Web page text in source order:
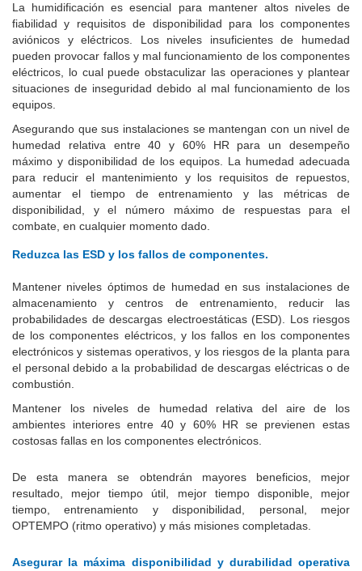
La humidificación es esencial para mantener altos niveles de
fiabilidad y requisitos de disponibilidad para los componentes
aviónicos y eléctricos. Los niveles insuficientes de humedad
pueden provocar fallos y mal funcionamiento de los componentes
eléctricos, lo cual puede obstaculizar las operaciones y plantear
situaciones de inseguridad debido al mal funcionamiento de los
equipos.
Asegurando que sus instalaciones se mantengan con un nivel de
humedad relativa entre 40 y 60% HR para un desempeño
máximo y disponibilidad de los equipos. La humedad adecuada
para reducir el mantenimiento y los requisitos de repuestos,
aumentar el tiempo de entrenamiento y las métricas de
disponibilidad, y el número máximo de respuestas para el
combate, en cualquier momento dado.
Reduzca las ESD y los fallos de componentes.
Mantener niveles óptimos de humedad en sus instalaciones de
almacenamiento y centros de entrenamiento, reducir las
probabilidades de descargas electroestáticas (ESD). Los riesgos
de los componentes eléctricos, y los fallos en los componentes
electrónicos y sistemas operativos, y los riesgos de la planta para
el personal debido a la probabilidad de descargas eléctricas o de
combustión.
Mantener los niveles de humedad relativa del aire de los
ambientes interiores entre 40 y 60% HR se previenen estas
costosas fallas en los componentes electrónicos.
De esta manera se obtendrán mayores beneficios, mejor
resultado, mejor tiempo útil, mejor tiempo disponible, mejor
tiempo, entrenamiento y disponibilidad, personal, mejor
OPTEMPO (ritmo operativo) y más misiones completadas.
Asegurar la máxima disponibilidad y durabilidad operativa